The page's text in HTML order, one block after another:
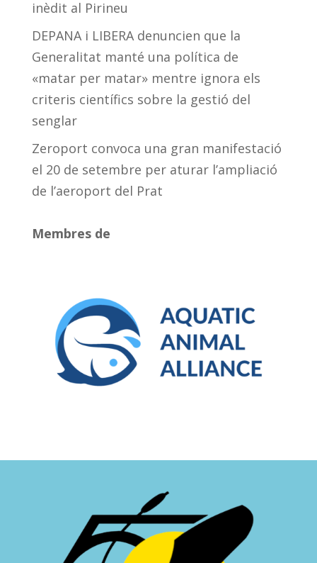
inèdit al Pirineu
DEPANA i LIBERA denuncien que la
Generalitat manté una política de
«matar per matar» mentre ignora els
criteris científics sobre la gestió del
senglar
Zeroport convoca una gran manifestació
el 20 de setembre per aturar l’ampliació
de l’aeroport del Prat
Membres de